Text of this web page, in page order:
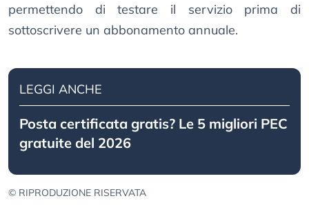
permettendo di testare il servizio prima di
sottoscrivere un abbonamento annuale.
LEGGI ANCHE
Posta certificata gratis? Le 5 migliori PEC
gratuite del 2026
© RIPRODUZIONE RISERVATA